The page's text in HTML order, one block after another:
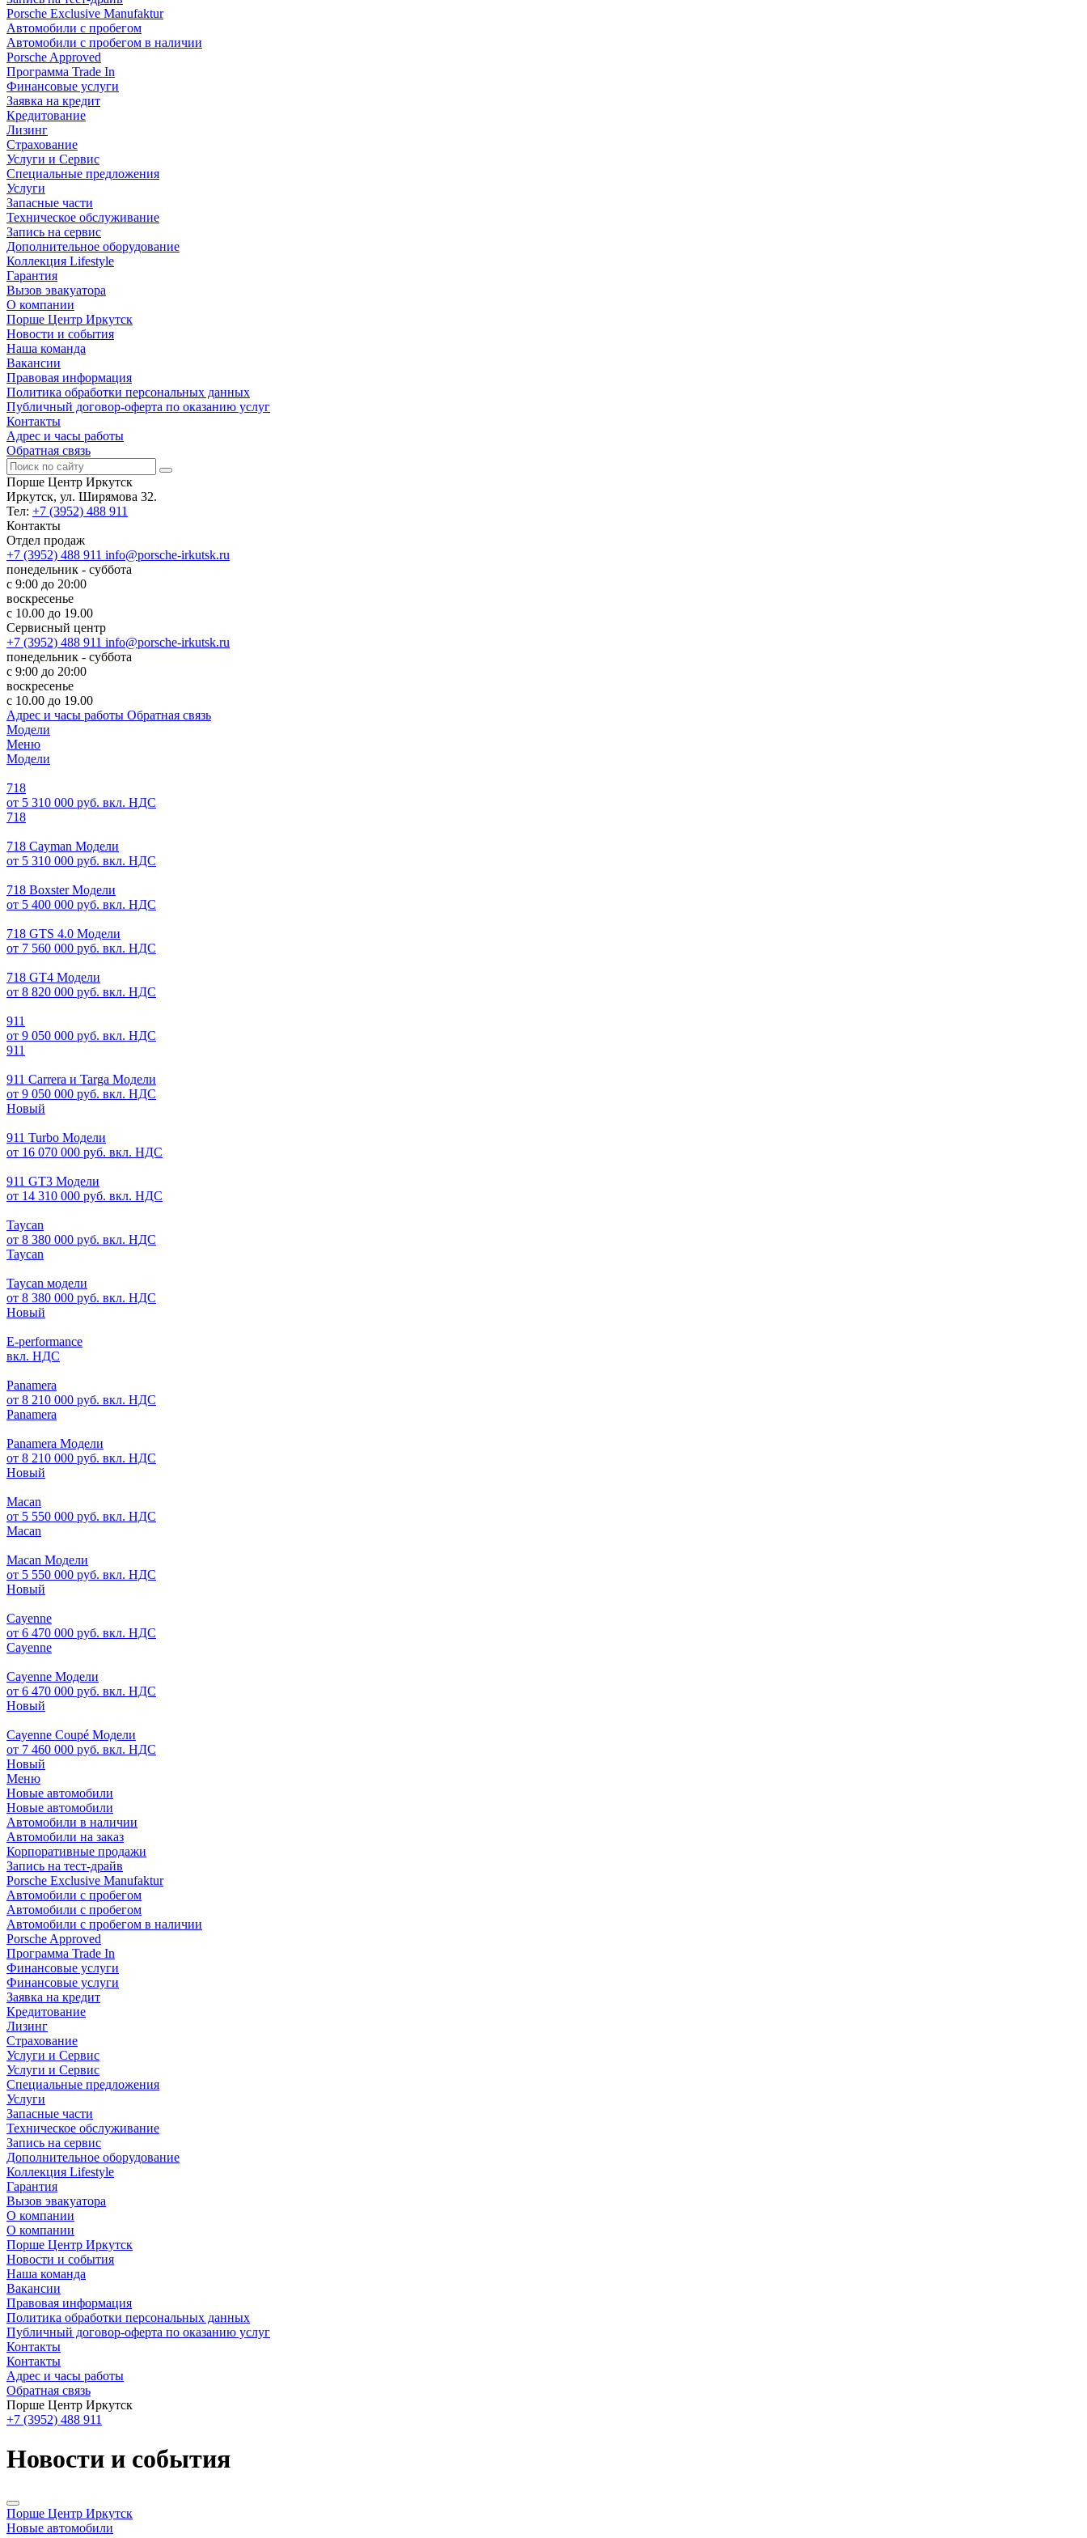
Porsche Exclusive Manufaktur
Автомобили с пробегом
Автомобили с пробегом в наличии
Porsche Approved
Программа Trade In
Финансовые услуги
Заявка на кредит
Кредитование
Лизинг
Страхование
Услуги и Сервис
Специальные предложения
Услуги
Запасные части
Техническое обслуживание
Запись на сервис
Дополнительное оборудование
Коллекция Lifestyle
Гарантия
Вызов эвакуатора
О компании
Порше Центр Иркутск
Новости и события
Наша команда
Вакансии
Правовая информация
Политика обработки персональных данных
Публичный договор-оферта по оказанию услуг
Контакты
Адрес и часы работы
Обратная связь
Порше Центр Иркутск
Иркутск, ул. Ширямова 32.
Тел: +7 (3952) 488 911
Контакты
Отдел продаж
+7 (3952) 488 911 info@porsche-irkutsk.ru
понедельник - суббота
с 9:00 до 20:00
воскресенье
с 10.00 до 19.00
Сервисный центр
+7 (3952) 488 911 info@porsche-irkutsk.ru
понедельник - суббота
с 9:00 до 20:00
воскресенье
с 10.00 до 19.00
Адрес и часы работы Обратная связь
Модели
Меню
Модели
718
от 5 310 000 руб. вкл. НДС
718
718 Cayman Модели
от 5 310 000 руб. вкл. НДС
718 Boxster Модели
от 5 400 000 руб. вкл. НДС
718 GTS 4.0 Модели
от 7 560 000 руб. вкл. НДС
718 GT4 Модели
от 8 820 000 руб. вкл. НДС
911
от 9 050 000 руб. вкл. НДС
911
911 Carrera и Targa Модели
от 9 050 000 руб. вкл. НДС
Новый
911 Turbo Модели
от 16 070 000 руб. вкл. НДС
911 GT3 Модели
от 14 310 000 руб. вкл. НДС
Taycan
от 8 380 000 руб. вкл. НДС
Taycan
Taycan модели
от 8 380 000 руб. вкл. НДС
Новый
E-performance
вкл. НДС
Panamera
от 8 210 000 руб. вкл. НДС
Panamera
Panamera Модели
от 8 210 000 руб. вкл. НДС
Новый
Macan
от 5 550 000 руб. вкл. НДС
Macan
Macan Модели
от 5 550 000 руб. вкл. НДС
Новый
Cayenne
от 6 470 000 руб. вкл. НДС
Cayenne
Cayenne Модели
от 6 470 000 руб. вкл. НДС
Новый
Cayenne Coupé Модели
от 7 460 000 руб. вкл. НДС
Новый
Меню
Новые автомобили
Новые автомобили
Автомобили в наличии
Автомобили на заказ
Корпоративные продажи
Запись на тест-драйв
Porsche Exclusive Manufaktur
Автомобили с пробегом
Автомобили с пробегом
Автомобили с пробегом в наличии
Porsche Approved
Программа Trade In
Финансовые услуги
Финансовые услуги
Заявка на кредит
Кредитование
Лизинг
Страхование
Услуги и Сервис
Услуги и Сервис
Специальные предложения
Услуги
Запасные части
Техническое обслуживание
Запись на сервис
Дополнительное оборудование
Коллекция Lifestyle
Гарантия
Вызов эвакуатора
О компании
О компании
Порше Центр Иркутск
Новости и события
Наша команда
Вакансии
Правовая информация
Политика обработки персональных данных
Публичный договор-оферта по оказанию услуг
Контакты
Контакты
Адрес и часы работы
Обратная связь
Порше Центр Иркутск
+7 (3952) 488 911
Новости и события
Порше Центр Иркутск
Новые автомобили